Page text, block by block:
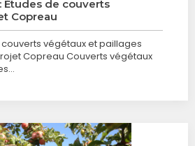
Études de couverts
Copreau
végétaux et paillages
Copreau Couverts végétaux